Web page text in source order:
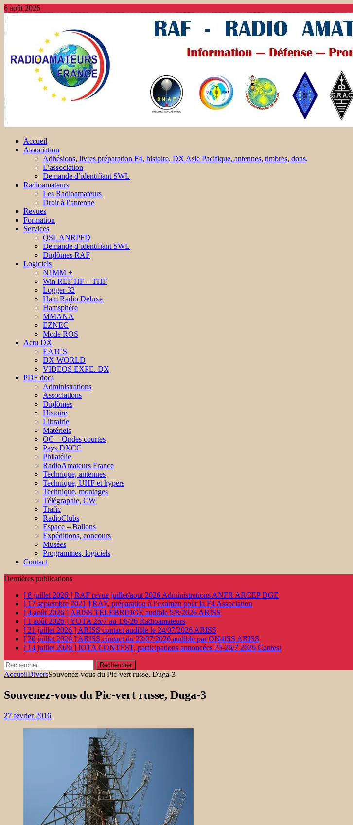
6 août 2026
Accueil
Association
Adhésions, livres préparation F4, histoire, DX Asie Pacifique, antennes, timbres, dons,
L’association
Demande d’identifiant SWL
Radioamateurs
Les Radioamateurs
Droit à l’antenne
Revues
Formation
Services
QSL ANRPFD
Demande d’identifiant SWL
Diplômes RAF
Logiciels
N1MM +
Win REF HF – THF
Logger 32
Ham Radio Deluxe
Hamsphère
MMANA
EZNEC
Mode ROS
Actu DX
EA1CS
DX WORLD
VIDEOS EXPE. DX
PDF docs
Administrations
Associations
Diplômes
Histoire
Librairie
Matériels
OC – Ondes courtes
Pays DXCC
Philatélie
RadioAmateurs France
Technique, antennes
Technique, UHF et hypers
Technique, montages
Télégraphie, CW
Trafic
RadioClubs
Espace – Ballons
Expéditions, concours
Musées
Programmes, logiciels
Contact
Dernières publications
[ 8 juillet 2026 ] RAF revue juillet/aout 2026 Administrations ANFR ARCEP DGE
[ 17 septembre 2021 ] RAF, préparation à l’examen pour la F4 Association
[ 4 août 2026 ] ARISS TELEBRIDGE audible 5/8/2026 ARISS
[ 1 août 2026 ]YOTA 25/7 au 1/8/26 Radioamateurs
[ 21 juillet 2026 ] ARISS contact audible le 24/07/2026 ARISS
[ 20 juillet 2026 ] ARISS contact du 23/07/2026 audible par ON4ISS ARISS
[ 14 juillet 2026 ] IOTA CONTEST, participations annoncées 25-26/7 2026 Contest
Rechercher :
AccueilDiversSouvenez-vous du Pic-vert russe, Duga-3
Souvenez-vous du Pic-vert russe, Duga-3
27 février 2016